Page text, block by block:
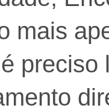
mais
preciso